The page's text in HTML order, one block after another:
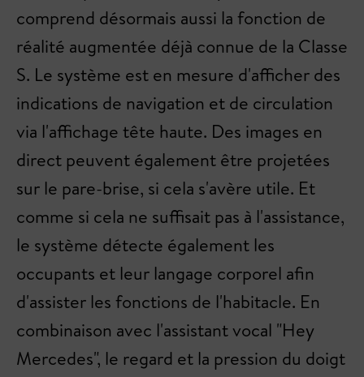
comprend désormais aussi la fonction de
réalité augmentée déjà connue de la Classe
S. Le système est en mesure d'afficher des
indications de navigation et de circulation
via l'affichage tête haute. Des images en
direct peuvent également être projetées
sur le pare-brise, si cela s'avère utile. Et
comme si cela ne suffisait pas à l'assistance,
le système détecte également les
occupants et leur langage corporel afin
d'assister les fonctions de l'habitacle. En
combinaison avec l'assistant vocal "Hey
Mercedes", le regard et la pression du doigt